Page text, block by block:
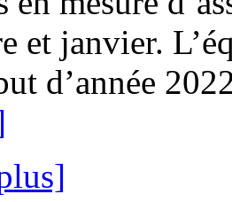
et janvier.
d’année